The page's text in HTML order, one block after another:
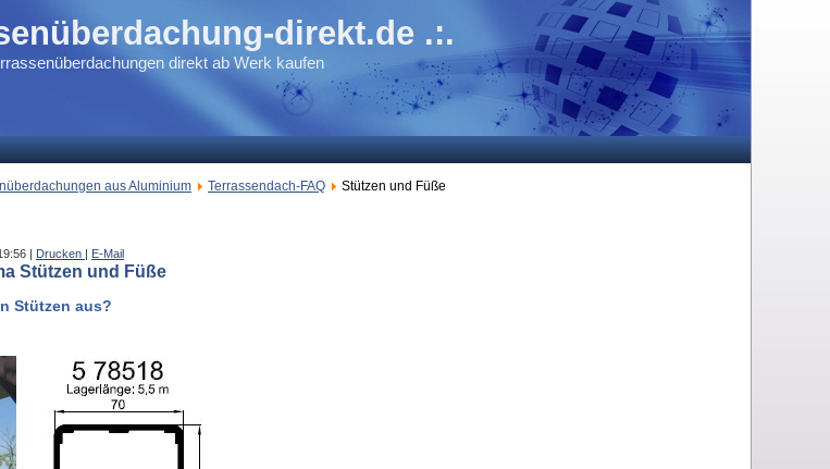
direkt.de .:.
direkt ab Werk kaufen
aus Aluminium Terrassendach-FAQ Stützen und Füße
| Drucken | E-Mail
Stützen und Füße
Stützen aus?